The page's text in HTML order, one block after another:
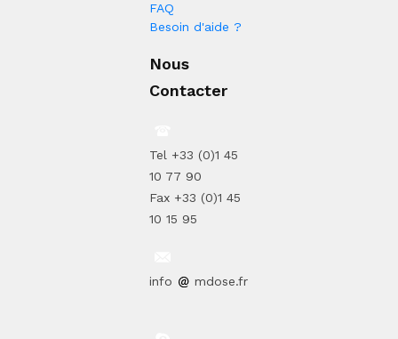
FAQ
Besoin d'aide ?
Nous
Contacter
Tel +33 (0)1 45
10 77 90
Fax +33 (0)1 45
10 15 95
info mdose.fr